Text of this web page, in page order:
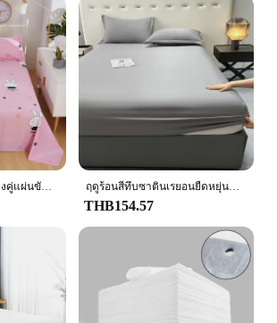
หอพักนักเรียนเดี่ยวเตียงคู่แผ่นขัดออกแบบการ์ตูนเด็กสนับสนุน One Piece Agent ส่งอุปกรณ์เครื่องนอน ฤดูร้อนสีทึบซาตินเรยอนยืดหยุ่นแผ่นติดตั้งที่นอนเดี่ยวเตียงคู่ผ้าปูที่นอน King Size คู่ผ้าปูที่นอน 90 150 180
THB154.57